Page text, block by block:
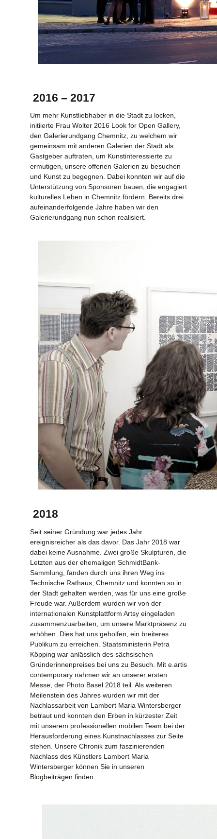
2016 – 2017
Um mehr Kunstliebhaber in die Stadt zu locken,
initiierte Frau Wolter 2016 Look for Open Gallery,
den Galerierundgang Chemnitz, zu welchem wir
gemeinsam mit anderen Galerien der Stadt als
Gastgeber auftraten, um Kunstinteressierte zu
ermutigen, unsere offenen Galerien zu besuchen
und Kunst zu begegnen. Dabei konnten wir auf die
Unterstützung von Sponsoren bauen, die engagiert
kulturelles Leben in Chemnitz fördern. Bereits drei
aufeinanderfolgende Jahre haben wir den
Galerierundgang nun schon realisiert.
2018
Seit seiner Gründung war jedes Jahr
ereignisreicher als das davor. Das Jahr 2018 war
dabei keine Ausnahme. Zwei große Skulpturen, die
Letzten aus der ehemaligen SchmidtBank-
Sammlung, fanden durch uns ihren Weg ins
Technische Rathaus, Chemnitz und konnten so in
der Stadt gehalten werden, was für uns eine große
Freude war. Außerdem wurden wir von der
internationalen Kunstplattform Artsy eingeladen
zusammenzuarbeiten, um unsere Marktpräsenz zu
erhöhen. Dies hat uns geholfen, ein breiteres
Publikum zu erreichen. Staatsministerin Petra
Köpping war anlässlich des sächsischen
Gründerinnenpreises bei uns zu Besuch. Mit e.artis
contemporary nahmen wir an unserer ersten
Messe, der Photo Basel 2018 teil. Als weiteren
Meilenstein des Jahres wurden wir mit der
Nachlassarbeit von Lambert Maria Wintersberger
betraut und konnten den Erben in kürzester Zeit
mit unserem professionellen mobilen Team bei der
Herausforderung eines Kunstnachlasses zur Seite
stehen. Unsere Chronik zum faszinierenden
Nachlass des Künstlers Lambert Maria
Wintersberger können Sie in unseren
Blogbeiträgen finden.